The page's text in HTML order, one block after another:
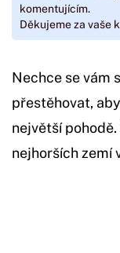
komentujícím.
Děkujeme za vaše
Nechce se vám
přestěhovat,
největší
nejhorších zemí